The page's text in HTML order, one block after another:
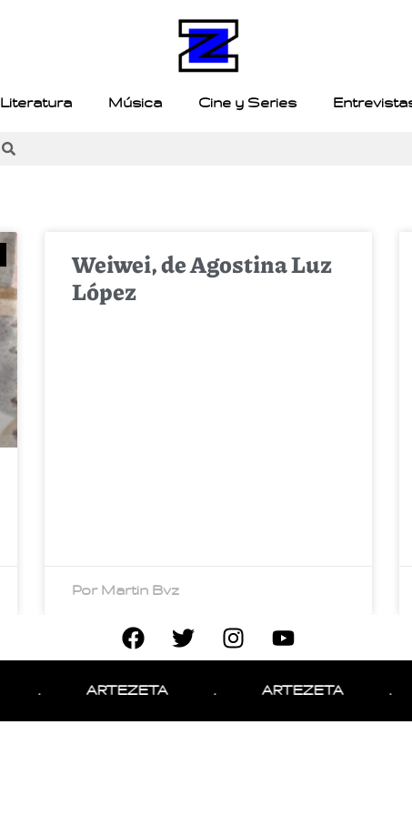
Literatura Música Cine y Series
Weiwei, de Agostina Luz
López
Por Martin Bvz
ARTEZETA ARTEZETA